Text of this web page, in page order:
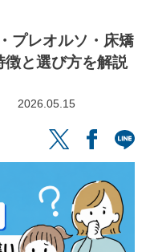
プレオルソ・床矯
徴と選び方を解説
2026.05.15